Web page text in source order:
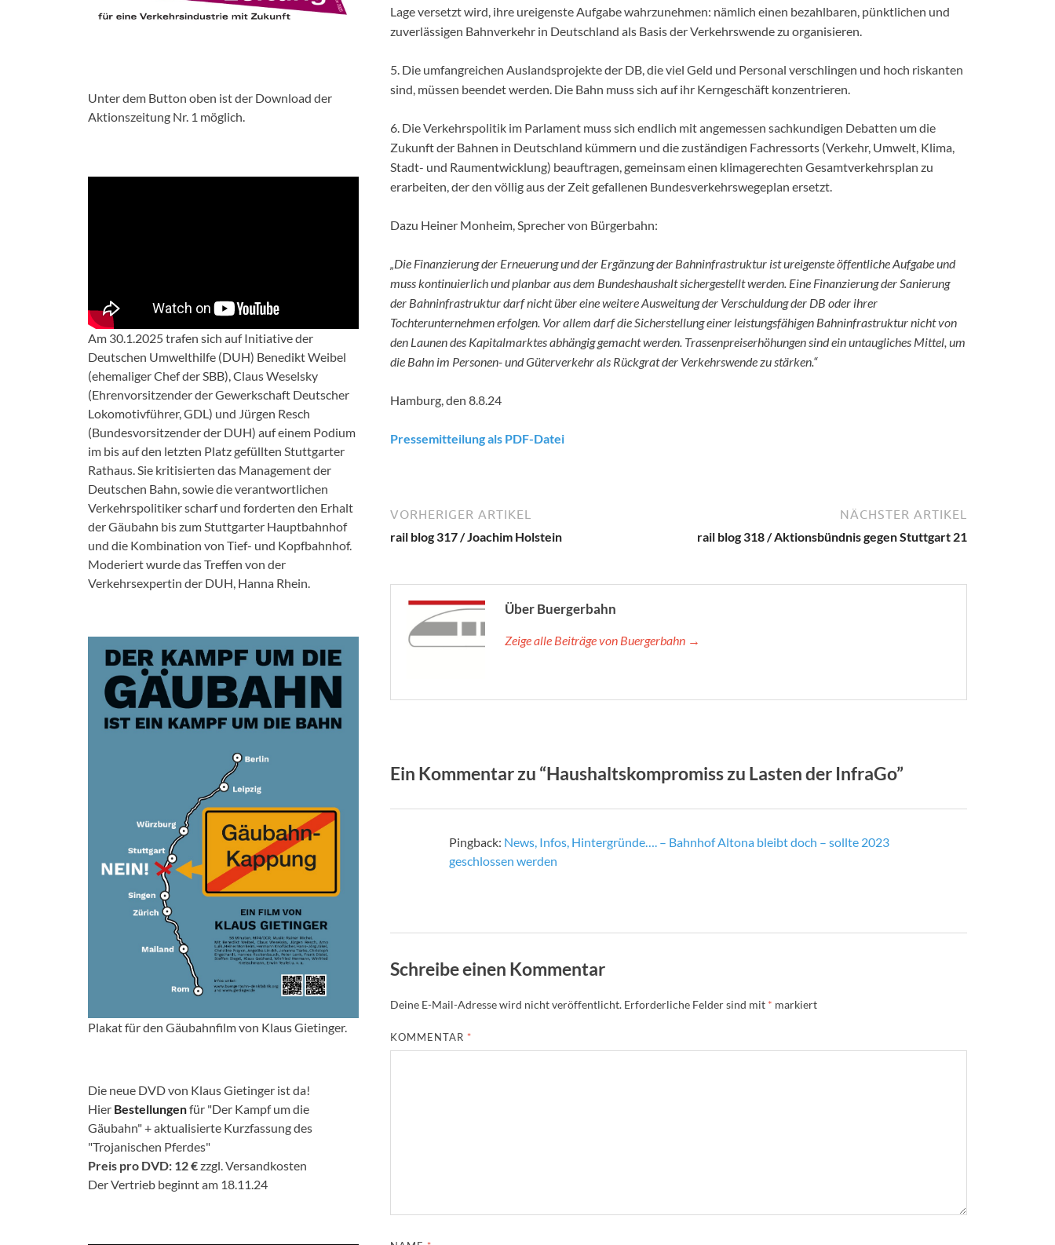
Lage versetzt wird, ihre ureigenste Aufgabe wahrzunehmen: nämlich einen bezahlbaren, pünktlichen und
zuverlässigen Bahnverkehr in Deutschland als Basis der Verkehrswende zu organisieren.
5. Die umfangreichen Auslandsprojekte der DB, die viel Geld und Personal verschlingen und hoch riskanten
sind, müssen beendet werden. Die Bahn muss sich auf ihr Kerngeschäft konzentrieren.
6. Die Verkehrspolitik im Parlament muss sich endlich mit angemessen sachkundigen Debatten um die
Zukunft der Bahnen in Deutschland kümmern und die zuständigen Fachressorts (Verkehr, Umwelt, Klima,
Stadt- und Raumentwicklung) beauftragen, gemeinsam einen klimagerechten Gesamtverkehrsplan zu
erarbeiten, der den völlig aus der Zeit gefallenen Bundesverkehrswegeplan ersetzt.
Dazu Heiner Monheim, Sprecher von Bürgerbahn:
„Die Finanzierung der Erneuerung und der Ergänzung der Bahninfrastruktur ist ureigenste öffentliche Aufgabe und
muss kontinuierlich und planbar aus dem Bundeshaushalt sichergestellt werden. Eine Finanzierung der Sanierung
der Bahninfrastruktur darf nicht über eine weitere Ausweitung der Verschuldung der DB oder ihrer
Tochterunternehmen erfolgen. Vor allem darf die Sicherstellung einer leistungsfähigen Bahninfrastruktur nicht von
den Launen des Kapitalmarktes abhängig gemacht werden. Trassenpreiserhöhungen sind ein untaugliches Mittel, um
die Bahn im Personen- und Güterverkehr als Rückgrat der Verkehrswende zu stärken.“
Hamburg, den 8.8.24
Pressemitteilung als PDF-Datei
VORHERIGER ARTIKEL
rail blog 317 / Joachim Holstein
NÄCHSTER ARTIKEL
rail blog 318 / Aktionsbündnis gegen Stuttgart 21
Über Buergerbahn
Zeige alle Beiträge von Buergerbahn →
Ein Kommentar zu “Haushaltskompromiss zu Lasten der InfraGo”
Pingback: News, Infos, Hintergründe…. – Bahnhof Altona bleibt doch – sollte 2023
geschlossen werden
Schreibe einen Kommentar
Deine E-Mail-Adresse wird nicht veröffentlicht. Erforderliche Felder sind mit * markiert
KOMMENTAR *
Unter dem Button oben ist der Download der
Aktionszeitung Nr. 1 möglich.
Am 30.1.2025 trafen sich auf Initiative der
Deutschen Umwelthilfe (DUH) Benedikt Weibel
(ehemaliger Chef der SBB), Claus Weselsky
(Ehrenvorsitzender der Gewerkschaft Deutscher
Lokomotivführer, GDL) und Jürgen Resch
(Bundesvorsitzender der DUH) auf einem Podium
im bis auf den letzten Platz gefüllten Stuttgarter
Rathaus. Sie kritisierten das Management der
Deutschen Bahn, sowie die verantwortlichen
Verkehrspolitiker scharf und forderten den Erhalt
der Gäubahn bis zum Stuttgarter Hauptbahnhof
und die Kombination von Tief- und Kopfbahnhof.
Moderiert wurde das Treffen von der
Verkehrsexpertin der DUH, Hanna Rhein.
Plakat für den Gäubahnfilm von Klaus Gietinger.
Die neue DVD von Klaus Gietinger ist da!
Hier Bestellungenfür "Der Kampf um die
Gäubahn" + aktualisierte Kurzfassung des
"Trojanischen Pferdes"
Preis pro DVD: 12 €zzgl. Versandkosten
Der Vertrieb beginnt am 18.11.24